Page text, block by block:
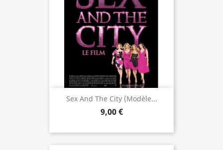
Sex And The City (modèle...
9,00 €